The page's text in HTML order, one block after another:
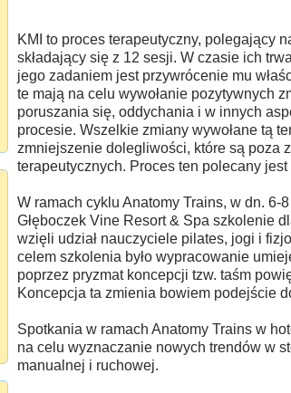
KMI to proces terapeutyczny, polegający
składający się z 12 sesji. W czasie ich
jego zadaniem jest przywrócenie mu
te mają na celu wywołanie pozytywnych
poruszania się, oddychania i w innych
procesie. Wszelkie zmiany wywołane tą
zmniejszenie dolegliwości, które są poza
terapeutycznych. Proces ten polecany
W ramach cyklu Anatomy Trains, w dn. 6-
Głęboczek Vine Resort & Spa szkolenie
wzięli udział nauczyciele pilates, jogi i
celem szkolenia było wypracowanie
poprzez pryzmat koncepcji tzw. taśm
Koncepcja ta zmienia bowiem podejście
Spotkania w ramach Anatomy Trains w
na celu wyznaczanie nowych trendów w
manualnej i ruchowej.